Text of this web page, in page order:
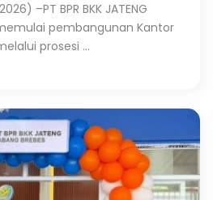
–PT BPR BKK JATENG
memulai pembangunan Kantor
prosesi ...